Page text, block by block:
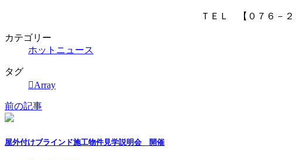
ＴＥＬ 【０７６－
カテゴリー
ホットニュース
タグ
Array
前の記事
屋外付けブラインド施工物件見学説明会 開催